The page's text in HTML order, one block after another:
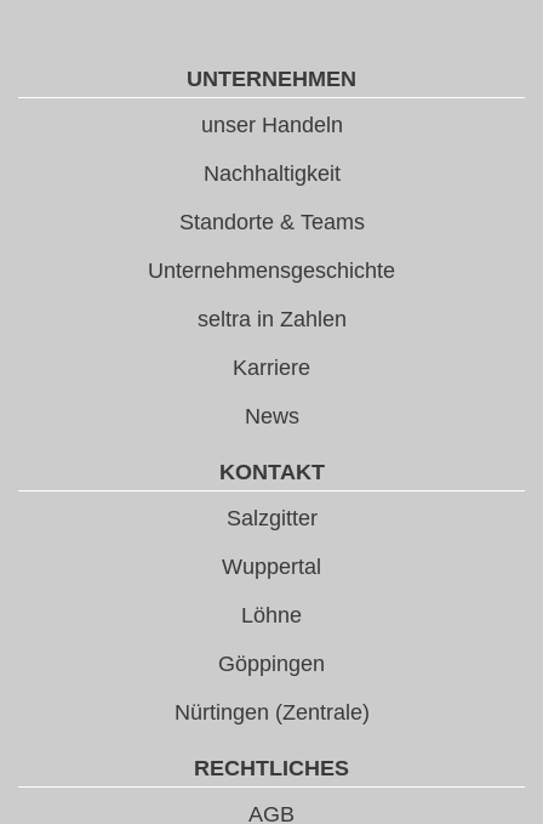
UNTERNEHMEN
unser Handeln
Nachhaltigkeit
Standorte & Teams
Unternehmensgeschichte
seltra in Zahlen
Karriere
News
KONTAKT
Salzgitter
Wuppertal
Löhne
Göppingen
Nürtingen (Zentrale)
RECHTLICHES
AGB